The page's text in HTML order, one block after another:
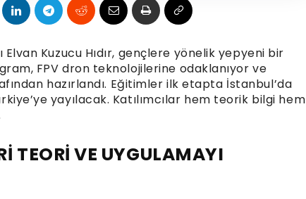
Elvan Kuzucu Hıdır, gençlere yönelik yepyeni bir
FPV dron teknolojilerine odaklanıyor ve
hazırlandı. Eğitimler ilk etapta İstanbul’da
yayılacak. Katılımcılar hem teorik bilgi hem
TEORİ VE UYGULAMAYI